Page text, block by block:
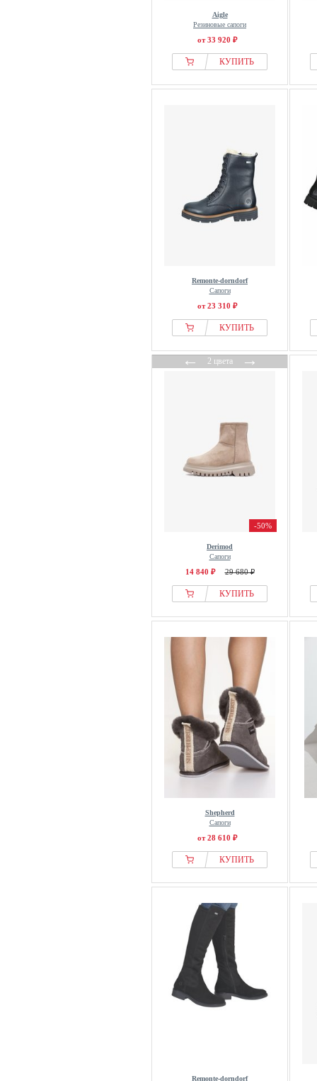
Aigle
Резиновые сапоги
от 33 920 ₽
КУПИТЬ
Remonte-dorndorf
Сапоги
от 23 310 ₽
КУПИТЬ
←2 цвета→
-50%
Derimod
Сапоги
14 840 ₽ 29 680 ₽
КУПИТЬ
Shepherd
Сапоги
от 28 610 ₽
КУПИТЬ
Remonte-dorndorf